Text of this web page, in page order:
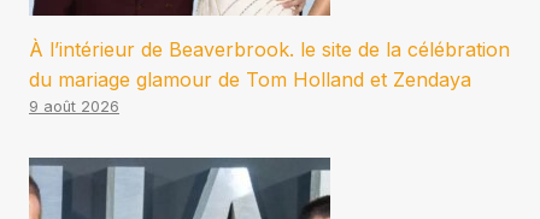
À l’intérieur de Beaverbrook. le site de la célébration
du mariage glamour de Tom Holland et Zendaya
9 août 2026